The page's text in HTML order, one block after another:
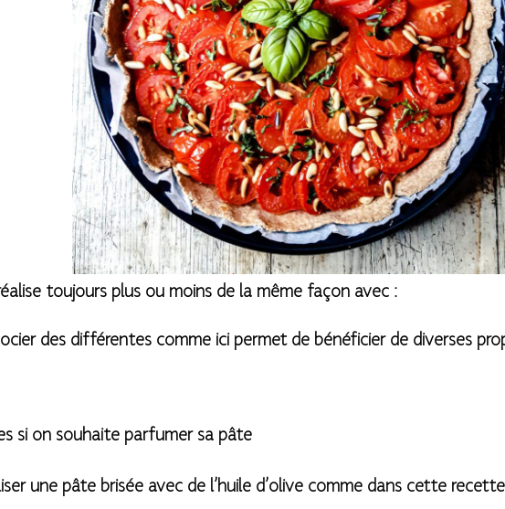
toujours plus ou moins de la même façon avec :
des différentes comme ici permet de bénéficier de diverses
si on souhaite parfumer sa pâte
une pâte brisée avec de l’huile d’olive comme dans cette